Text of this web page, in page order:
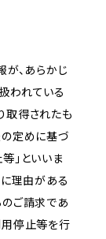
が、あらかじ
われている
取得されたも
定めに基づ
」といいま
に理由がある
ご請求であ
用停止等を行